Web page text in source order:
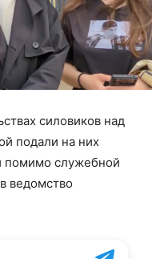
силовиков над
подали на них
помимо служебной
ведомство